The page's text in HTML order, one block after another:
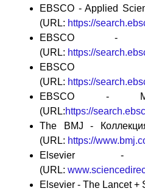
EBSCO - Applied
(URL: https://
EBSCO -
(URL: https://
EBSCO
(URL: https://
EBSCO -
(URL:https://
The BMJ -
(URL: https://
Elsevier
(URL:
Elsevier - The Lancet +